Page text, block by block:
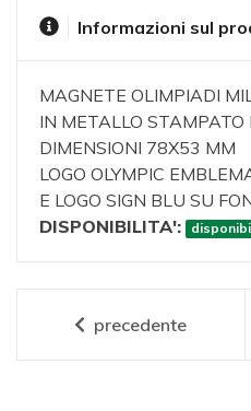
Informazioni sul
MAGNETE OLIMPIADI
IN METALLO STAMPATO
DIMENSIONI 78X53 MM
LOGO OLYMPIC
E LOGO SIGN BLU SU
DISPONIBILITA':
precedente